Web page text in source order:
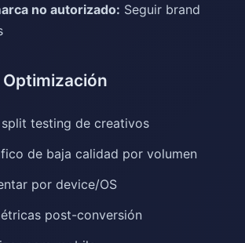
no autorizado: Seguir brand
Optimización
testing de creativos
de baja calidad por volumen
por device/OS
post-conversión